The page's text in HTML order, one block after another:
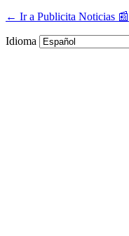
← Ir a Publicita Noticias 📰
Idioma